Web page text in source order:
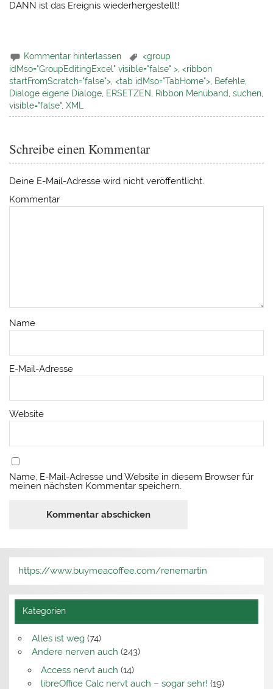
DANN ist das Ereignis wiederhergestellt!
Kommentar hinterlassen
<group
idMso="GroupEditingExcel" visible="false" >,<ribbon
startFromScratch="false">,<tab idMso="TabHome">, Befehle,
Dialoge eigene Dialoge, ERSETZEN, Ribbon Menüband,suchen,
visible="false",XML
Schreibe einen Kommentar
Deine E-Mail-Adresse wird nicht veröffentlicht.
Kommentar
Name
E-Mail-Adresse
Website
Name, E-Mail-Adresse und Website in diesem Browser für
meinen nächsten Kommentar speichern.
https://www.buymeacoffee.com/renemartin
Kategorien
Alles ist weg(74)
Andere nerven auch (243)
Access nervt auch (14)
libreOffice Calc nervt auch – sogar sehr! (19)